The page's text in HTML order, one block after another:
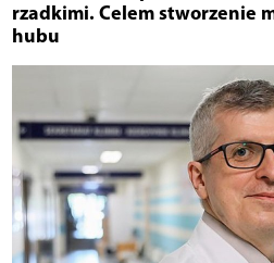
rzadkimi. Celem stworzenie
hubu